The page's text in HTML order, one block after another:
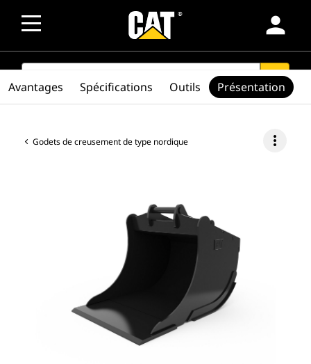
person
SEARCH search
Godets de creusement de type nordique more_vert
Avantages Spécifications Outils Présentation